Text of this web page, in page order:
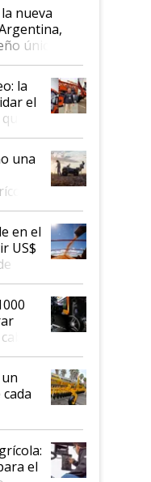
nueva
único: a
la
el
una
en el
US$
el